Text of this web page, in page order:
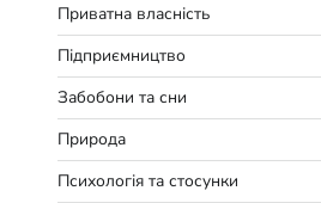
Приватна власність
Підприємництво
Забобони та сни
Природа
Психологія та стосунки